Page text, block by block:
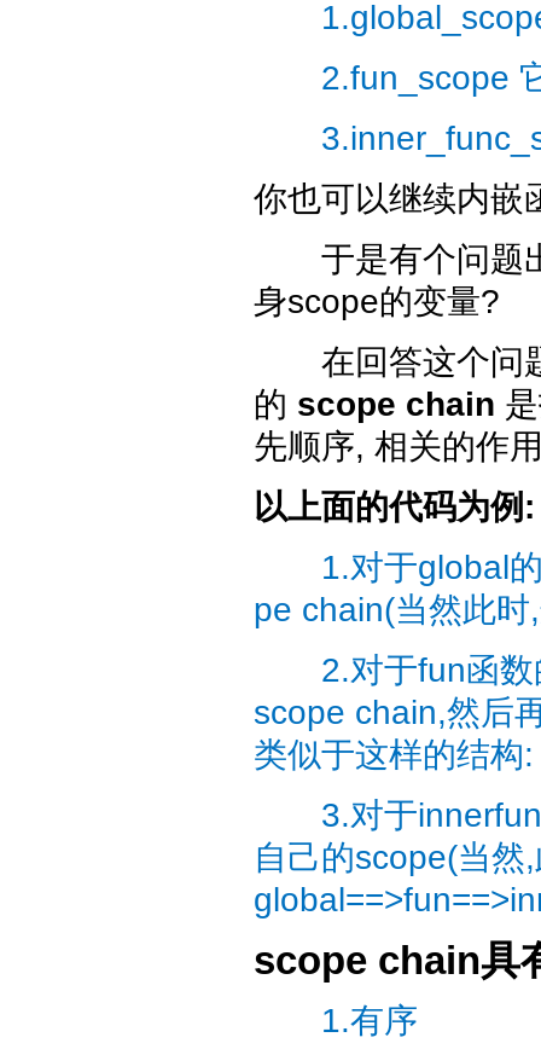
1.global_scope
2.fun_scope 它
你也可以继续内嵌
于是有个问题出
身scope的变量?
在回答这个问
的 scope chain
先顺序, 相关的作
以上面的代码为例:
1.对于global的
pe chain(当然此
2.对于fun函数
scope chain,然后
类似于这样的结构
3.对于innerfun
自己的scope(当然
scope chain具
1.有序